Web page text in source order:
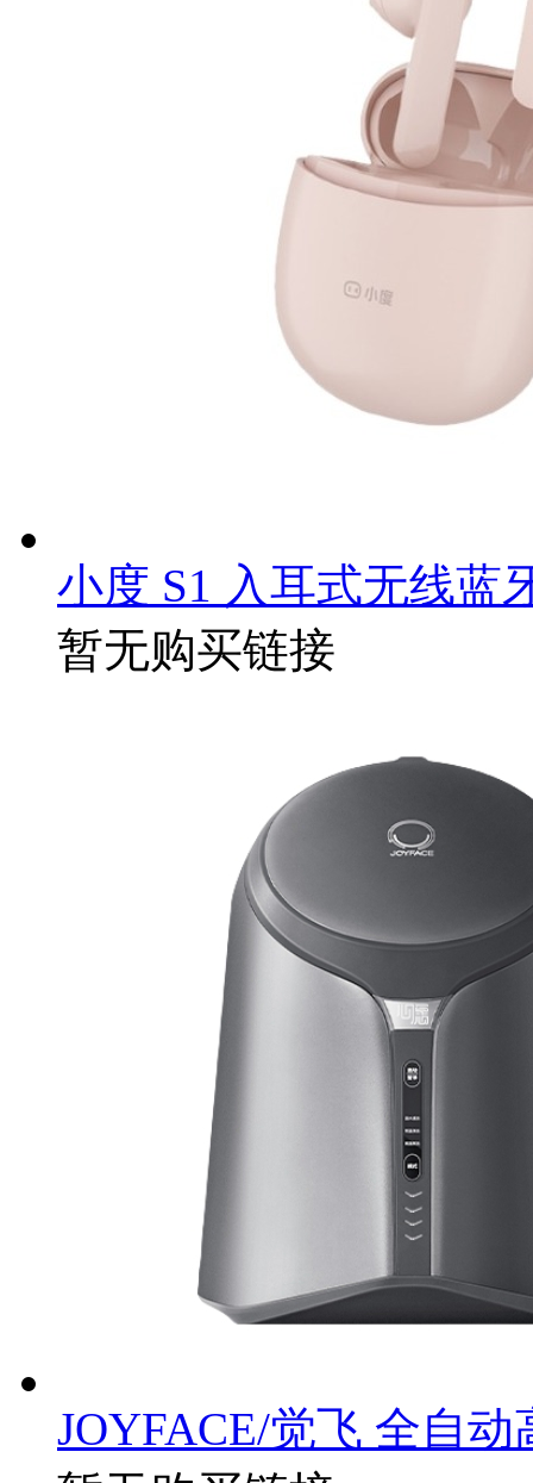
小度 S1 入耳式无线蓝
暂无购买链接
JOYFACE/觉飞 全自